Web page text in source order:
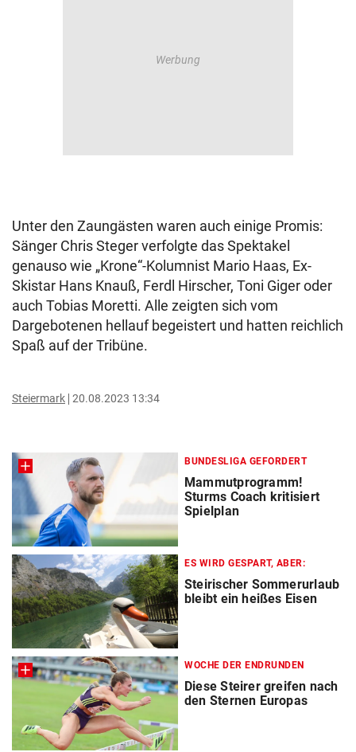
Unter den Zaungästen waren auch einige Promis:
Sänger Chris Steger verfolgte das Spektakel
genauso wie „Krone“-Kolumnist Mario Haas, Ex-
Skistar Hans Knauß, Ferdl Hirscher, Toni Giger oder
auch Tobias Moretti. Alle zeigten sich vom
Dargebotenen hellauf begeistert und hatten reichlich
Spaß auf der Tribüne.
Steiermark 20.08.2023 13:34
BUNDESLIGA GEFORDERT
Mammutprogramm!
Sturms Coach kritisiert
Spielplan
ES WIRD GESPART, ABER:
Steirischer Sommerurlaub
bleibt ein heißes Eisen
WOCHE DER ENDRUNDEN
Diese Steirer greifen nach
den Sternen Europas